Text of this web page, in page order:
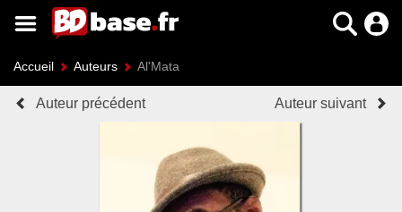
Accueil Auteurs Al'Mata
Auteur précédent Auteur suivant